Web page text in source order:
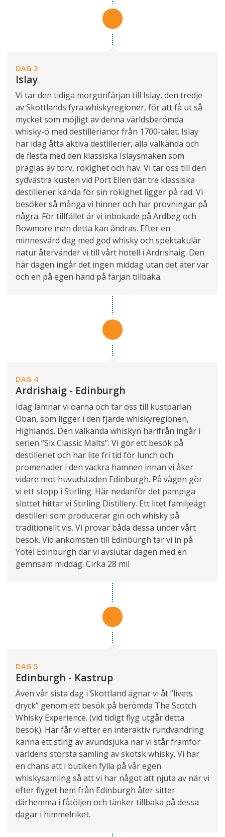
DAG 3
Islay
Vi tar den tidiga morgonfärjan till Islay, den tredje
av Skottlands fyra whiskyregioner, för att få ut så
mycket som möjligt av denna världsberömda
whisky-ö med destillerianor från 1700-talet. Islay
har idag åtta aktiva destillerier, alla välkända och
de flesta med den klassiska Islaysmaken som
präglas av torv, rökighet och hav. Vi tar oss till den
sydvästra kusten vid Port Ellen där tre klassiska
destillerier kända för sin rökighet ligger på rad. Vi
besöker så många vi hinner och har provningar på
några. För tillfället är vi inbokade på Ardbeg och
Bowmore men detta kan ändras. Efter en
minnesvärd dag med god whisky och spektakulär
natur återvänder vi till vårt hotell i Ardrishaig. Den
här dagen ingår det ingen middag utan det äter var
och en på egen hand på färjan tillbaka.
DAG 4
Ardrishaig - Edinburgh
Idag lämnar vi öarna och tar oss till kustpärlan
Oban, som ligger i den fjärde whiskyregionen,
Highlands. Den välkända whiskyn härifrån ingår i
serien ”Six Classic Malts”. Vi gör ett besök på
destilleriet och har lite fri tid för lunch och
promenader i den vackra hamnen innan vi åker
vidare mot huvudstaden Edinburgh. På vägen gör
vi ett stopp i Stirling. Här nedanför det pampiga
slottet hittar vi Stirling Distillery. Ett litet familjeägt
destilleri som producerar gin och whisky på
traditionellt vis. Vi provar båda dessa under vårt
besök. Vid ankomsten till Edinburgh tar vi in på
Yotel Edinburgh där vi avslutar dagen med en
gemnsam middag. Cirka 28 mil
DAG 5
Edinburgh - Kastrup
Även vår sista dag i Skottland ägnar vi åt ”livets
dryck” genom ett besök på berömda The Scotch
Whisky Experience. (vid tidigt flyg utgår detta
besök). Här får vi efter en interaktiv rundvandring
känna ett sting av avundsjuka när vi står framför
världens största samling av skotsk whisky. Vi har
en chans att i butiken fylla på vår egen
whiskysamling så att vi har något att njuta av när vi
efter flyget hem från Edinburgh åter sitter
därhemma i fåtöljen och tänker tillbaka på dessa
dagar i himmelriket.